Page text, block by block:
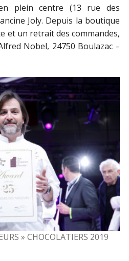
plein centre (13 rue des
Joly. Depuis la boutique
et un retrait des commandes,
Nobel, 24750 Boulazac –
» CHOCOLATIERS 2019